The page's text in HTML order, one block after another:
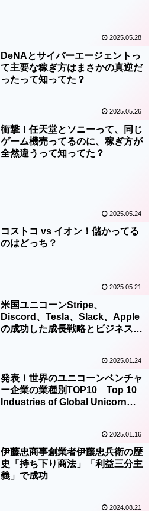
2025.05.28
DeNAとサイバーエージェントっ
て主要な稼ぎ方はまさかの真逆だ
ったって知ってた？
2025.05.26
衝撃！任天堂とソニーって、同じ
ゲーム機売ってるのに、稼ぎ方が
全然違うって知ってた？
2025.05.24
コストコ vs イオン！儲かってる
のはどっち？
2025.05.21
米国ユニコーンStripe、
Discord、Tesla、Slack、Apple
の成功した成長戦略とビジネスモ
of US unicorn ventures Stripe,
Discord, Tesla, Slack, and
Apple
2025.01.24
発表！世界のユニコーンベンチャ
ー企業の業種別TOP10 Top 10
Industries of Global Unicorn
2025.01.16
伊藤忠商事創業者伊藤忠兵衛の歴
史「持ち下り商法」「利益三分主
義」で成功
2024.08.21